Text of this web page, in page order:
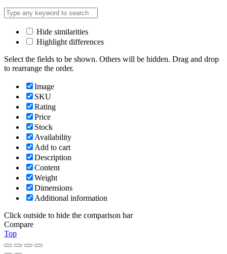
Hide similarities
Highlight differences
Select the fields to be shown. Others will be hidden. Drag and drop
to rearrange the order.
Image
SKU
Rating
Price
Stock
Availability
Add to cart
Description
Content
Weight
Dimensions
Additional information
Click outside to hide the comparison bar
Compare
Top